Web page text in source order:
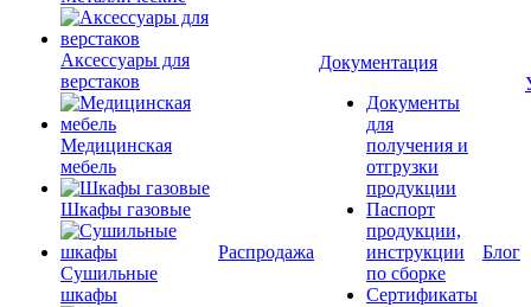
Аксессуары для
верстаков
Медицинская
мебель
Шкафы газовые
Сушильные
шкафы
Распродажа
Документация
Документы
для
получения и
отгрузки
продукции
Паспорт
продукции,
инструкции
по сборке
Сертификаты
Блог